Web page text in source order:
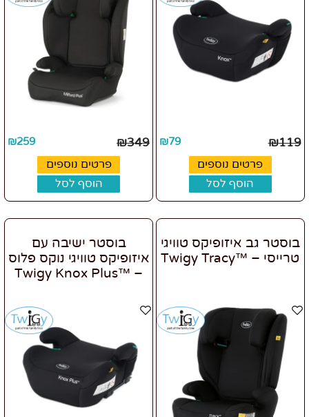
₪119
₪79
פרטים נוספים
הוסף לסל
₪349
₪259
פרטים נוספים
הוסף לסל
בוסטר גב איזופיקס טוויגי
טרייסי – ™Twigy Tracy
בוסטר ישיבה עם
איזופיקס טוויגי נוקס פלוס
– ™Twigy Knox Plus